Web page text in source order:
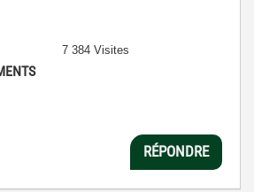
7 384 Visites
RÉPONDRE